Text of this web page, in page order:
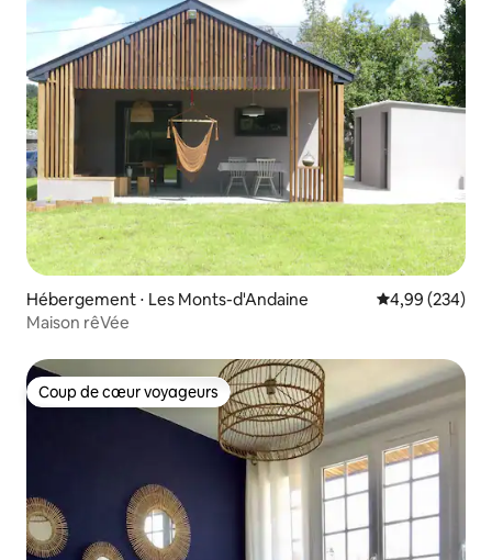
Hébergement ⋅ Les Monts-d'Andaine Évaluation
4,99 (234)
Maison rêVée
Coup de cœur voyageurs
Coup de cœur voyageurs